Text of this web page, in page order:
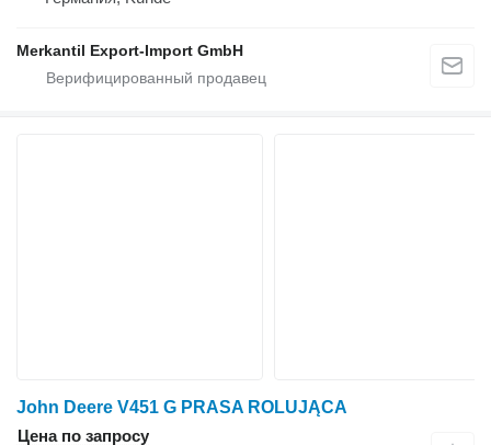
Merkantil Export-Import GmbH
John Deere V451 G PRASA ROLUJĄCA
Цена по запросу